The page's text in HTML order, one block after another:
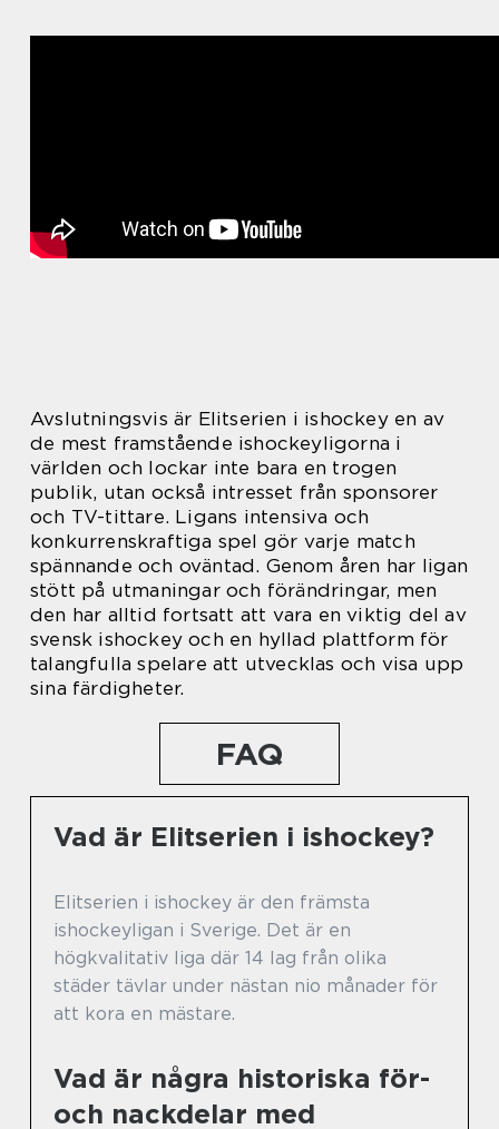
Avslutningsvis är Elitserien i ishockey en av
de mest framstående ishockeyligorna i
världen och lockar inte bara en trogen
publik, utan också intresset från sponsorer
och TV-tittare. Ligans intensiva och
konkurrenskraftiga spel gör varje match
spännande och oväntad. Genom åren har ligan
stött på utmaningar och förändringar, men
den har alltid fortsatt att vara en viktig del av
svensk ishockey och en hyllad plattform för
talangfulla spelare att utvecklas och visa upp
sina färdigheter.
FAQ
Vad är Elitserien i ishockey?
Elitserien i ishockey är den främsta
ishockeyligan i Sverige. Det är en
högkvalitativ liga där 14 lag från olika
städer tävlar under nästan nio månader för
att kora en mästare.
Vad är några historiska för-
och nackdelar med